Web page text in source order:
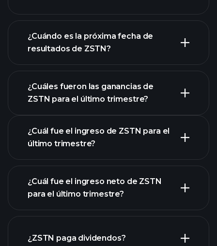
los estados financieros
de ZSTN
¿Cuándo es la próxima fecha de
resultados de ZSTN?
¿Cuáles fueron las ganancias de
ZSTN para el último trimestre?
las ganancias de
ZSTN
¿Cuál fue el ingreso de ZSTN para el
último trimestre?
financieros de ZSTN
¿Cuál fue el ingreso neto de ZSTN
para el último trimestre?
¿ZSTN paga dividendos?